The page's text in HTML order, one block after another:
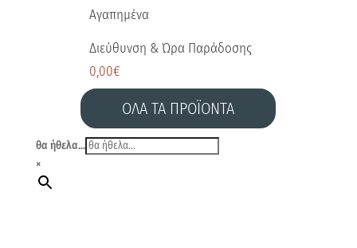
Αγαπημένα
Διεύθυνση & Ώρα Παράδοσης
0,00€
ΟΛΑ ΤΑ ΠΡΟΪΟΝΤΑ
θα ήθελα...
×